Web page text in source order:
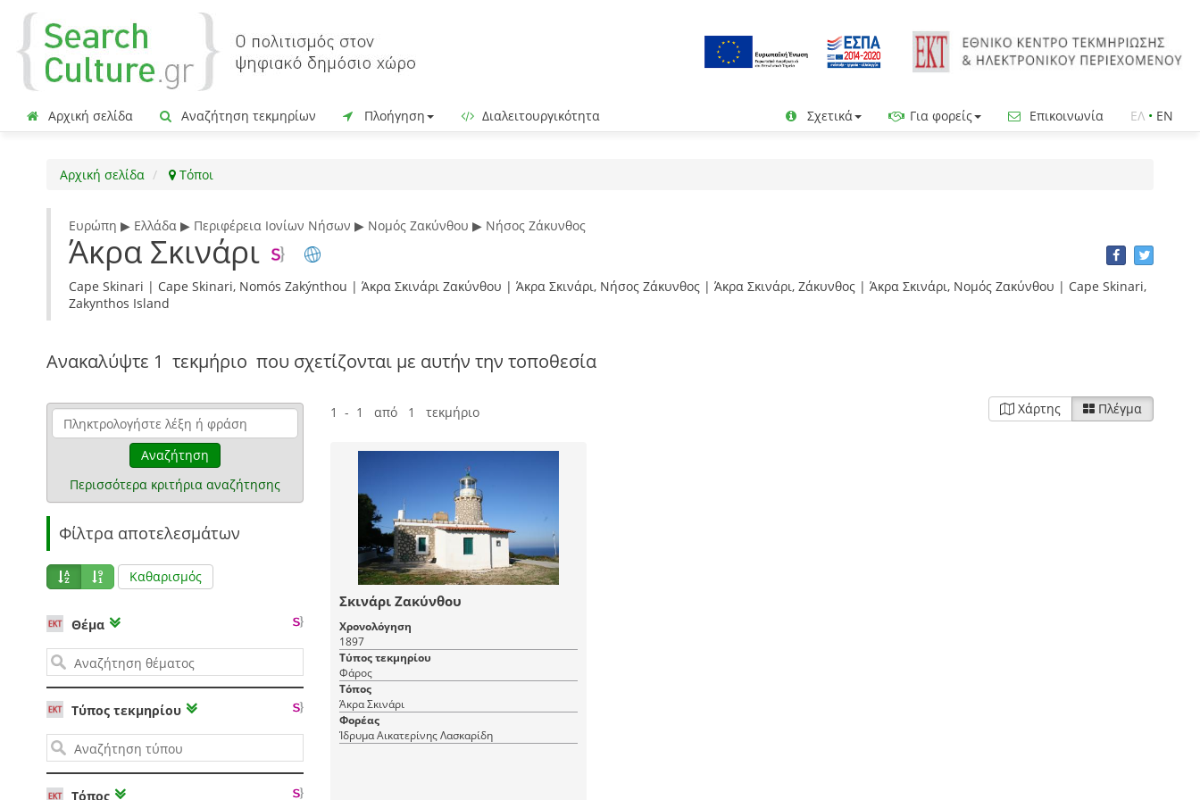
Αρχική σελίδα Αναζήτηση τεκμηρίων Πλοήγηση Διαλειτουργικότητα Σχετικά Για φορείς Επικοινωνία ΕΛ • EN
Αρχική σελίδα Τόποι
Ευρώπη ▶ Ελλάδα ▶ Περιφέρεια Ιονίων Νήσων ▶ Νομός Ζακύνθου ▶ Νήσος Ζάκυνθος
Άκρα Σκινάρι
Cape Skinari | Cape Skinari, Nomós Zakýnthou | Άκρα Σκινάρι Ζακύνθου | Άκρα Σκινάρι, Νήσος Ζάκυνθος | Άκρα Σκινάρι, Ζάκυνθος | Άκρα Σκινάρι, Νομός Ζακύνθου | Cape Skinari,
Zakynthos Island
Ανακαλύψτε 1 τεκμήριο που σχετίζονται με αυτήν την τοποθεσία
Αναζήτηση
Περισσότερα κριτήρια αναζήτησης
Φίλτρα αποτελεσμάτων
Καθαρισμός
Θέμα
Τύπος τεκμηρίου
Τόπος
1 - 1 από 1 τεκμήριο Χάρτης Πλέγμα
Σκινάρι Ζακύνθου
Χρονολόγηση
1897
Τύπος τεκμηρίου
Φάρος
Τόπος
Άκρα Σκινάρι
Φορέας
Ίδρυμα Αικατερίνης Λασκαρίδη